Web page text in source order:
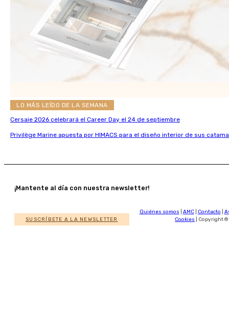
LO MÁS LEÍDO DE LA SEMANA
Cersaie 2026 celebrará el Career Day el 24 de septiembre
Privilège Marine apuesta por HIMACS para el diseño interior de sus
¡Mantente al día con nuestra newsletter!
SUSCRÍBETE A LA NEWSLETTER
Quiénes somos AMC| Contacto
Cookies | Copyright